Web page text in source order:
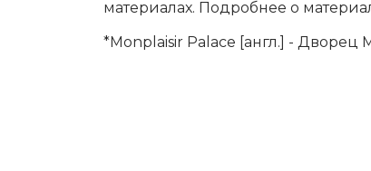
материалах. Подробнее о
*Monplaisir Palace [англ.] - Дворец